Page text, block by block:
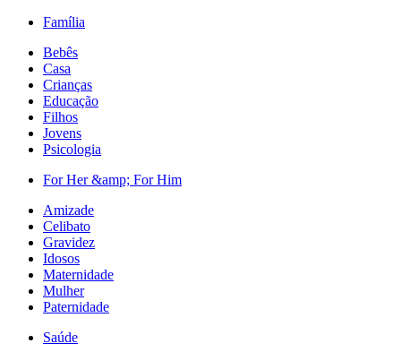
Família
Bebês
Casa
Crianças
Educação
Filhos
Jovens
Psicologia
For Her &amp; For Him
Amizade
Celibato
Gravidez
Idosos
Maternidade
Mulher
Paternidade
Saúde